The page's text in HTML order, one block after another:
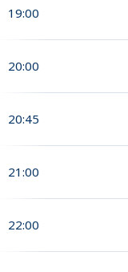
19:00
20:00
20:45
21:00
22:00